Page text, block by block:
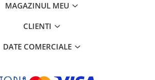
MAGAZINUL MEU
CLIENTI
DATE COMERCIALE